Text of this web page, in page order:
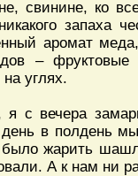
свинине, ко
запаха
аромат
–
на углях.
я с вечера
день в полдень
было жарить
А к нам ни